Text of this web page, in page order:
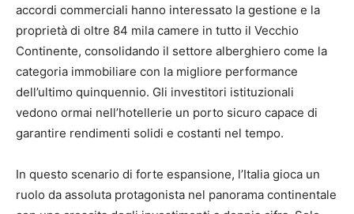
accordi commerciali hanno interessato la gestione e la
proprietà di oltre 84 mila camere in tutto il Vecchio
Continente, consolidando il settore alberghiero come la
categoria immobiliare con la migliore performance
dell’ultimo quinquennio. Gli investitori istituzionali
vedono ormai nell’hotellerie un porto sicuro capace di
garantire rendimenti solidi e costanti nel tempo.
In questo scenario di forte espansione, l’Italia gioca un
ruolo da assoluta protagonista nel panorama continentale